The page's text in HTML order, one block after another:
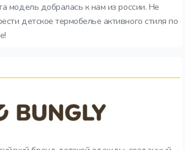
модель добралась к нам из россии. Не
детское термобелье активного стиля по